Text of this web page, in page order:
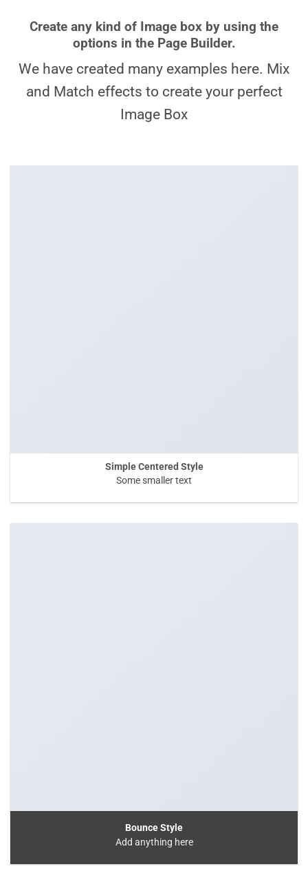
Create any kind of Image box by using the
options in the Page Builder.
We have created many examples here. Mix
and Match effects to create your perfect
Image Box
Simple Centered Style
Some smaller text
Bounce Style
Add anything here